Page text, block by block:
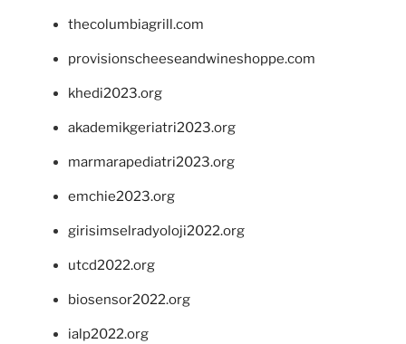
thecolumbiagrill.com
provisionscheeseandwineshoppe.com
khedi2023.org
akademikgeriatri2023.org
marmarapediatri2023.org
emchie2023.org
girisimselradyoloji2022.org
utcd2022.org
biosensor2022.org
ialp2022.org